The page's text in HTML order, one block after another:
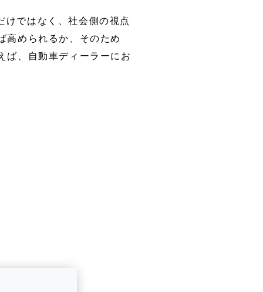
けではなく、社会側の視点
高められるか、そのため
ば、自動車ディーラーにお